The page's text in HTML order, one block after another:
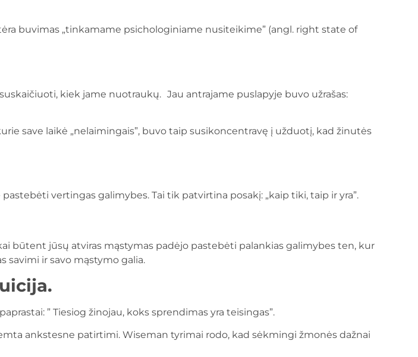
buvimas „tinkamame psichologiniame nusiteikime” (angl. right state of
kiek jame nuotraukų. Jau antrajame puslapyje buvo užrašas:
save laikė „nelaimingais”, buvo taip susikoncentravę į užduotį, kad žinutės
vertingas galimybes. Tai tik patvirtina posakį: „kaip tiki, taip ir yra”.
būtent jūsų atviras mąstymas padėjo pastebėti palankias galimybes ten, kur
savimi ir savo mąstymo galia.
” Tiesiog žinojau, koks sprendimas yra teisingas”.
ankstesne patirtimi. Wiseman tyrimai rodo, kad sėkmingi žmonės dažnai